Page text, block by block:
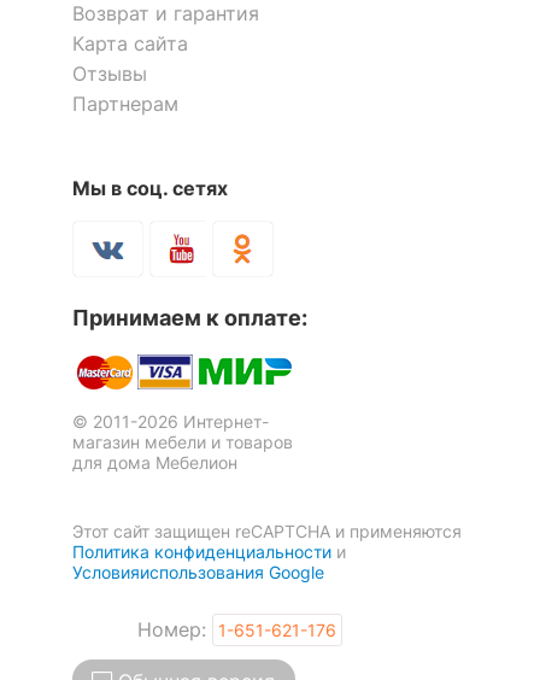
Рекомендуемые
помещения
Максимальная
Масса брутто, кг
Скрыть
Кресло компьютерное
2 отзыва
13 650 р. 5 612
Стул SHT-S76-1 Стул Masters
Возврат и гарантия
Карта сайта
Отзывы
Партнерам
Мы в соц. сетях
Принимаем к оплате:
© 2011-2026 Интернет-
магазин мебели и товаров
для дома Мебелион
Этот сайт защищен reCAPTCHA и применяются
Политика конфиденциальности и
Условияиспользования Google
Номер: 1-651-621-176